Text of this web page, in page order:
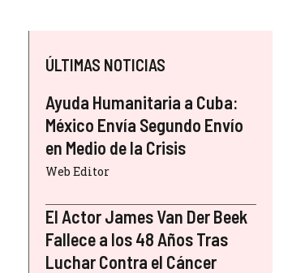
ÚLTIMAS NOTICIAS
Ayuda Humanitaria a Cuba:
México Envía Segundo Envío
en Medio de la Crisis
Web Editor
El Actor James Van Der Beek
Fallece a los 48 Años Tras
Luchar Contra el Cáncer